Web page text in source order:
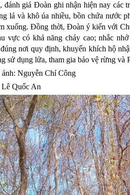
giá Đoàn ghi nhận hiện nay các
lá và khô úa nhiều, bồn chứa nước
xuống. Đồng thời, Đoàn ý kiến với
vực có khả năng cháy cao; nhắc
nơi quy định, khuyến khích hộ
sử dụng lửa, tham gia bảo vệ rừng và
Nguyễn Chí Công
Quốc An